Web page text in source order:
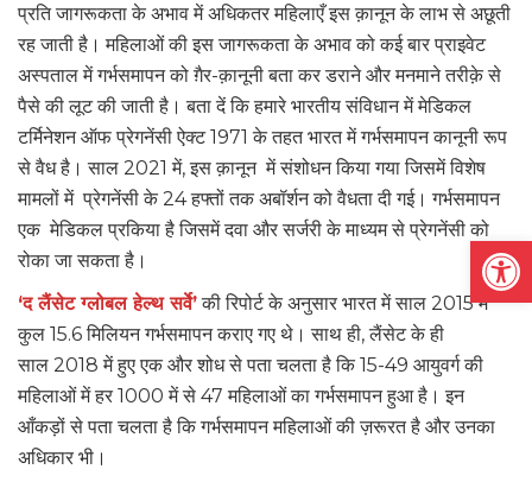
प्रति जागरूकता के अभाव में अधिकतर महिलाएँ इस क़ानून के लाभ से अछूती
रह जाती है। महिलाओं की इस जागरूकता के अभाव को कई बार प्राइवेट
अस्पताल में गर्भसमापन को ग़ैर-क़ानूनी बता कर डराने और मनमाने तरीक़े से
पैसे की लूट की जाती है। बता दें कि हमारे भारतीय संविधान में मेडिकल
टर्मिनेशन ऑफ प्रेगनेंसी ऐक्ट 1971 के तहत भारत में गर्भसमापन कानूनी रूप
से वैध है। साल 2021 में, इस क़ानून में संशोधन किया गया जिसमें विशेष
मामलों में प्रेगनेंसी के 24 हफ्तों तक अबॉर्शन को वैधता दी गई। गर्भसमापन
एक मेडिकल प्रकिया है जिसमें दवा और सर्जरी के माध्यम से प्रेगनेंसी को
रोका जा सकता है।
‘द लैंसेट ग्लोबल हेल्थ सर्वे’की रिपोर्ट के अनुसार भारत में साल 2015 में
कुल 15.6 मिलियन गर्भसमापन कराए गए थे। साथ ही, लैंसेट के ही
साल 2018 में हुए एक और शोध से पता चलता है कि 15-49 आयुवर्ग की
महिलाओं में हर 1000 में से 47 महिलाओं का गर्भसमापन हुआ है। इन
आँकड़ों से पता चलता है कि गर्भसमापन महिलाओं की ज़रूरत है और उनका
अधिकार भी।